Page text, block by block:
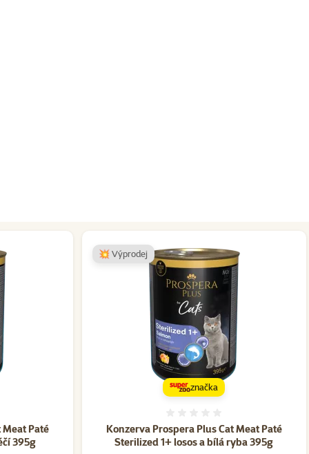
Paté
395g
Konzerva Prospera Plus Cat Meat Paté
Sterilized 1+ losos a bílá ryba 395g
💥 Výprodej
značka